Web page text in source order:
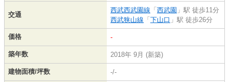
交通
西武西武園線 「 西武園 」駅 徒歩11分
西武狭山線 「 下山口 」駅 徒歩26分
価格 -
築年数 2018年 9月 (新築)
建物面積/坪数 -/-